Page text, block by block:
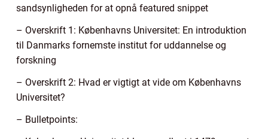
sandsynligheden for at opnå featured snippet
– Overskrift 1: Københavns Universitet: En introduktion
til Danmarks fornemste institut for uddannelse og
forskning
– Overskrift 2: Hvad er vigtigt at vide om Københavns
Universitet?
– Bulletpoints: